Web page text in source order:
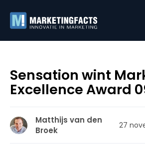
Sensation wint
Excellence Award
Matthijs van den
Broek
27